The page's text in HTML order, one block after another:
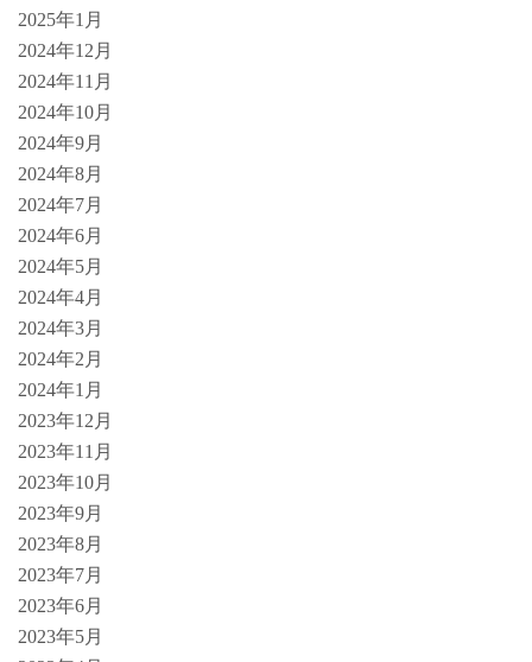
2025年1月
2024年12月
2024年11月
2024年10月
2024年9月
2024年8月
2024年7月
2024年6月
2024年5月
2024年4月
2024年3月
2024年2月
2024年1月
2023年12月
2023年11月
2023年10月
2023年9月
2023年8月
2023年7月
2023年6月
2023年5月